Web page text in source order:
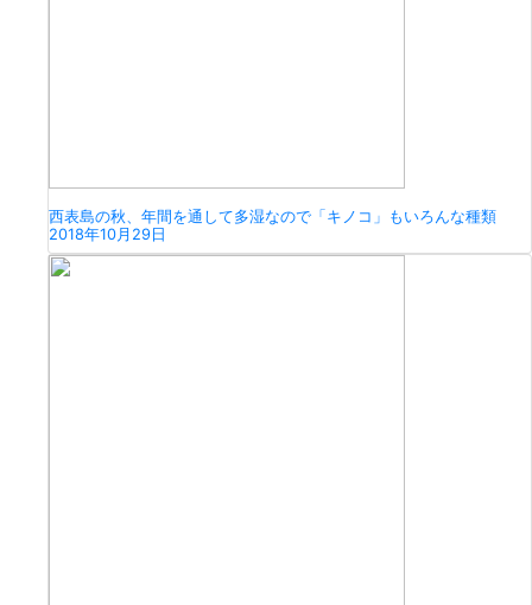
西表島の秋、年間を通して多湿なので「キノコ」もいろんな種類
2018年10月29日